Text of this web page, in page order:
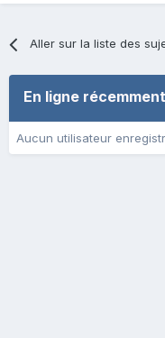
Aller sur la liste des
En ligne
Aucun utilisateur